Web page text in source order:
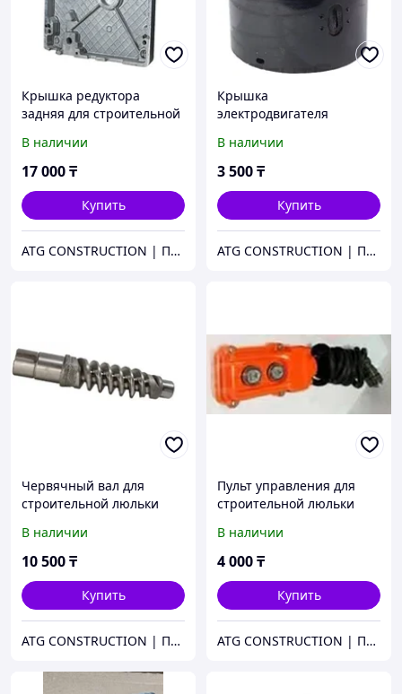
Крышка редуктора
задняя для строительной
В наличии
17 000₸
Купить
ATG CONSTRUCTION | Продажа и аренда строительного оборудования, газона, биотуалетов
Крышка
электродвигателя
строительной люльки
ZLP630
В наличии
3 500₸
Купить
ATG CONSTRUCTION | Продажа и аренда строительного оборудования, газона, биотуалетов
Червячный вал для
строительной люльки
В наличии
10 500₸
Купить
ATG CONSTRUCTION | Продажа и аренда строительного оборудования, газона, биотуалетов
Пульт управления для
строительной люльки
В наличии
4 000₸
Купить
ATG CONSTRUCTION | Продажа и аренда строительного оборудования, газона, биотуалетов